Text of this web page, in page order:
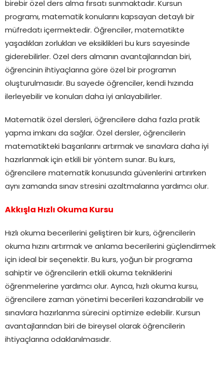
birebir özel ders alma fırsatı sunmaktadır. Kursun
programı, matematik konularını kapsayan detaylı bir
müfredatı içermektedir. Öğrenciler, matematikte
yaşadıkları zorlukları ve eksiklikleri bu kurs sayesinde
giderebilirler. Özel ders almanın avantajlarından biri,
öğrencinin ihtiyaçlarına göre özel bir programın
oluşturulmasıdır. Bu sayede öğrenciler, kendi hızında
ilerleyebilir ve konuları daha iyi anlayabilirler.
Matematik özel dersleri, öğrencilere daha fazla pratik
yapma imkanı da sağlar. Özel dersler, öğrencilerin
matematikteki başarılarını artırmak ve sınavlara daha iyi
hazırlanmak için etkili bir yöntem sunar. Bu kurs,
öğrencilere matematik konusunda güvenlerini artırırken
aynı zamanda sınav stresini azaltmalarına yardımcı olur.
Akkışla Hızlı Okuma Kursu
Hızlı okuma becerilerini geliştiren bir kurs, öğrencilerin
okuma hızını artırmak ve anlama becerilerini güçlendirmek
için ideal bir seçenektir. Bu kurs, yoğun bir programa
sahiptir ve öğrencilerin etkili okuma tekniklerini
öğrenmelerine yardımcı olur. Ayrıca, hızlı okuma kursu,
öğrencilere zaman yönetimi becerileri kazandırabilir ve
sınavlara hazırlanma sürecini optimize edebilir. Kursun
avantajlarından biri de bireysel olarak öğrencilerin
ihtiyaçlarına odaklanılmasıdır.